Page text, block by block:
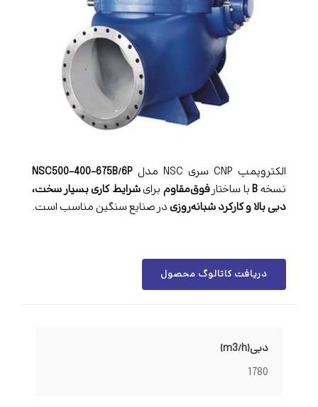
الکتروپمپ CNP سری NSC مدل
NSC500-400-675B/6P
نسخهBبا ساختارفوق‌مقاوم برایشرایط کاری بسیار سخت،
دبی بالا و کارکرد شبانه‌روزی در صنایع سنگین مناسب است.
دریافت کاتالوگ محصول
دبی(m3/h)
1780